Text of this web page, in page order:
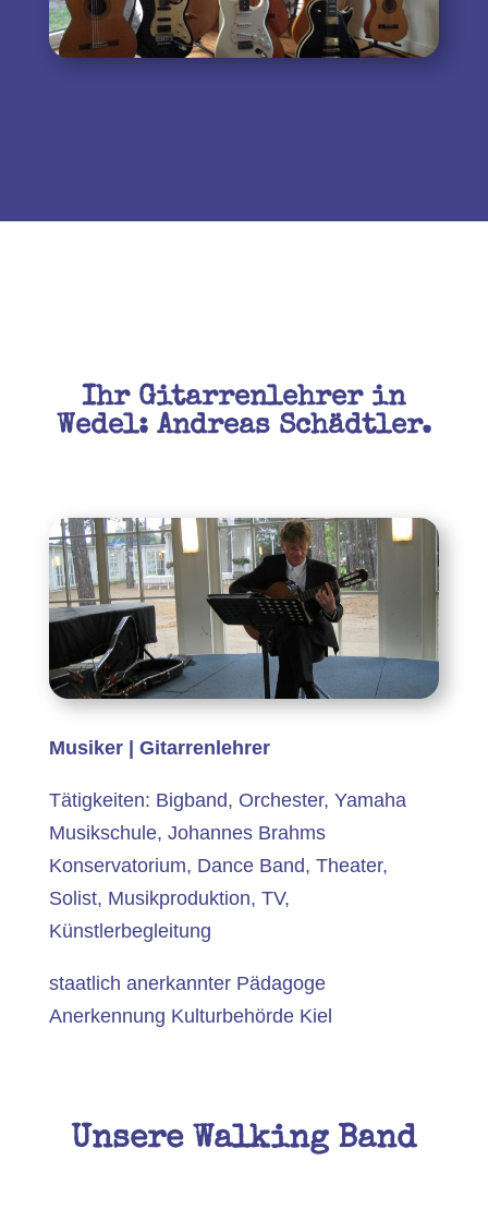
Ihr Gitarrenlehrer in
Wedel: Andreas Schädtler.
Musiker | Gitarrenlehrer
Tätigkeiten: Bigband, Orchester, Yamaha
Musikschule, Johannes Brahms
Konservatorium, Dance Band, Theater,
Solist, Musikproduktion, TV,
Künstlerbegleitung
staatlich anerkannter Pädagoge
Anerkennung Kulturbehörde Kiel
Unsere Walking Band